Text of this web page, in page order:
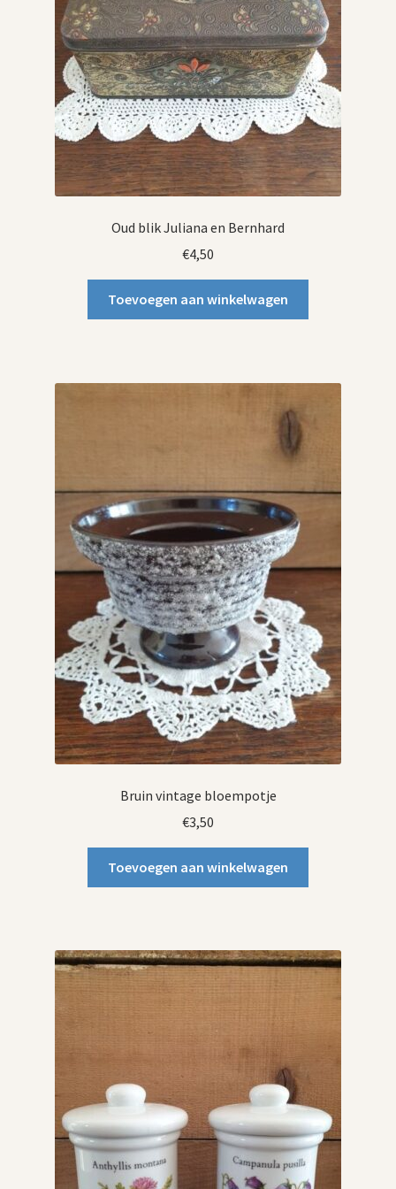
Oud blik Juliana en Bernhard
€4,50
Toevoegen aan winkelwagen
Bruin vintage bloempotje
€3,50
Toevoegen aan winkelwagen